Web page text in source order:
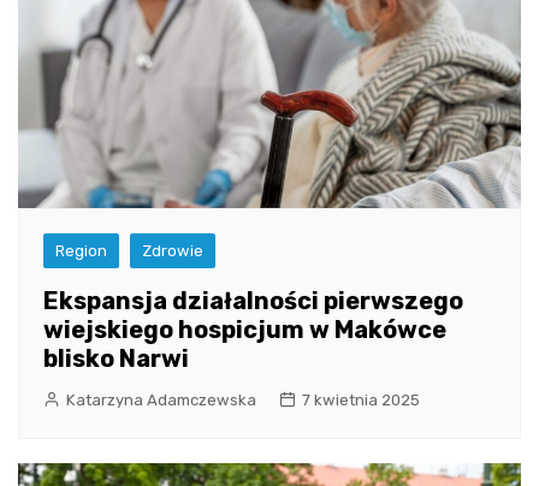
Region Zdrowie
Ekspansja działalności pierwszego
wiejskiego hospicjum w Makówce
blisko Narwi
Katarzyna Adamczewska 7 kwietnia 2025